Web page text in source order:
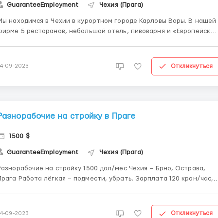
GuaranteeEmployment Чехия (Прага)
находимся в Чехии в курортном городе Карловы Вары. В нашей
5 ресторанов, небольшой отель, пивоварня и «Европейский
09-2023 Откликнуться
на стройку в Праге
1500 $
GuaranteeEmployment Чехия (Прага)
на стройку 1500 дол/мес Чехия – Брно, Острава,
лёгкая – подмести, убрать. Зарплата 120 крон/час,
09-2023 Откликнуться